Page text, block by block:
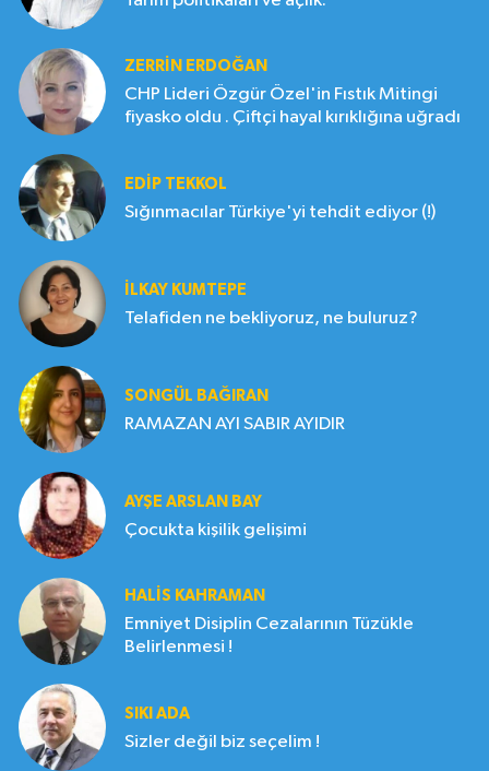
ZERRIN ERDOĞAN
CHP Lideri Özgür Özel'in Fıstık Mitingi
fiyasko oldu . Çiftçi hayal kırıklığına uğradı
EDIP TEKKOL
Sığınmacılar Türkiye'yi tehdit ediyor (!)
İLKAY KUMTEPE
Telafiden ne bekliyoruz, ne buluruz?
SONGÜL BAĞIRAN
RAMAZAN AYI SABIR AYIDIR
AYŞE ARSLAN BAY
Çocukta kişilik gelişimi
HALIS KAHRAMAN
Emniyet Disiplin Cezalarının Tüzükle
Belirlenmesi !
SIKI ADA
Sizler değil biz seçelim !